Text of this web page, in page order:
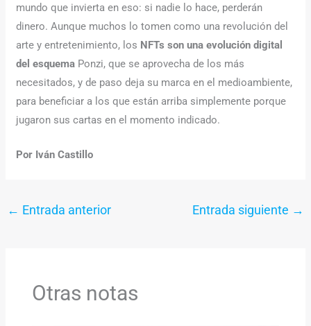
mundo que invierta en eso: si nadie lo hace, perderán
dinero. Aunque muchos lo tomen como una revolución del
arte y entretenimiento, los NFTs son una evolución digital
del esquema Ponzi, que se aprovecha de los más
necesitados, y de paso deja su marca en el medioambiente,
para beneficiar a los que están arriba simplemente porque
jugaron sus cartas en el momento indicado.
Por Iván Castillo
← Entrada anterior Entrada siguiente →
Otras notas